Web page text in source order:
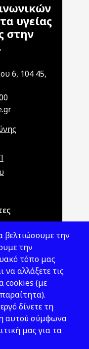
υγείας
στην
6, 104 45,
μας
βελτιώσουμε την
την
τόπο μας
να αλλάξετε τις
cookies (με
δίνετε τη
αυτού σύμφωνα
μας για τα